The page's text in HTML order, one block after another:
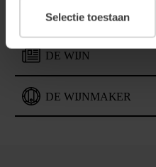
Selectie toestaan
SMAAK & RECENSIES
DE WIJN
DE WIJNMAKER